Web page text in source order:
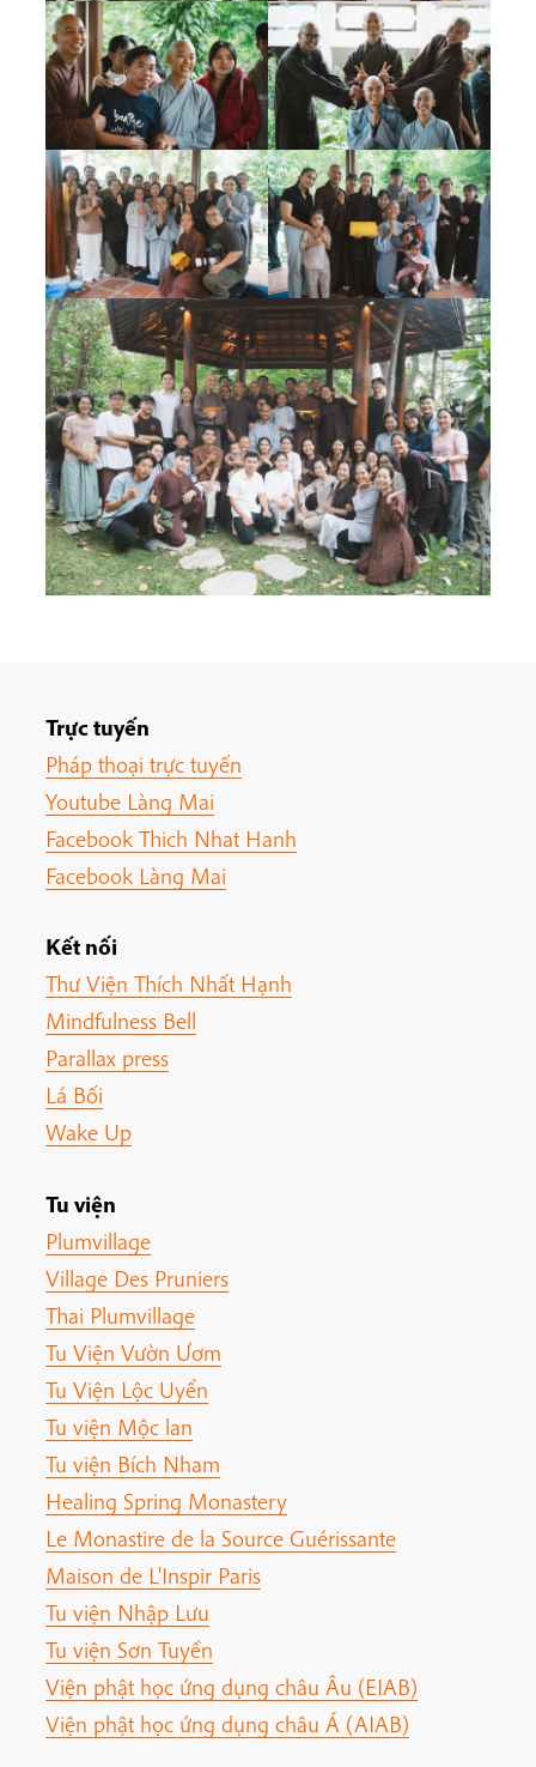
Trực tuyến
Pháp thoại trực tuyến
Youtube Làng Mai
Facebook Thich Nhat Hanh
Facebook Làng Mai
Kết nối
Thư Viện Thích Nhất Hạnh
Mindfulness Bell
Parallax press
Lá Bối
Wake Up
Tu viện
Plumvillage
Village Des Pruniers
Thai Plumvillage
Tu Viện Vườn Ươm
Tu Viện Lộc Uyển
Tu viện Mộc lan
Tu viện Bích Nham
Healing Spring Monastery
Le Monastire de la Source Guérissante
Maison de L'Inspir Paris
Tu viện Nhập Lưu
Tu viện Sơn Tuyền
Viện phật học ứng dụng châu Âu (EIAB)
Viện phật học ứng dụng châu Á (AIAB)